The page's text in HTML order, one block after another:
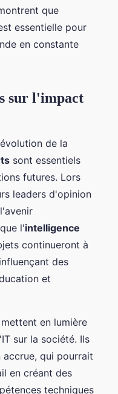
que
essentielle pour
en constante
sur l'impact
de la
sont essentiels
futures. Lors
leaders d'opinion
l'intelligence
continueront à
des
et
en lumière
sur la société. Ils
qui pourrait
en créant des
techniques